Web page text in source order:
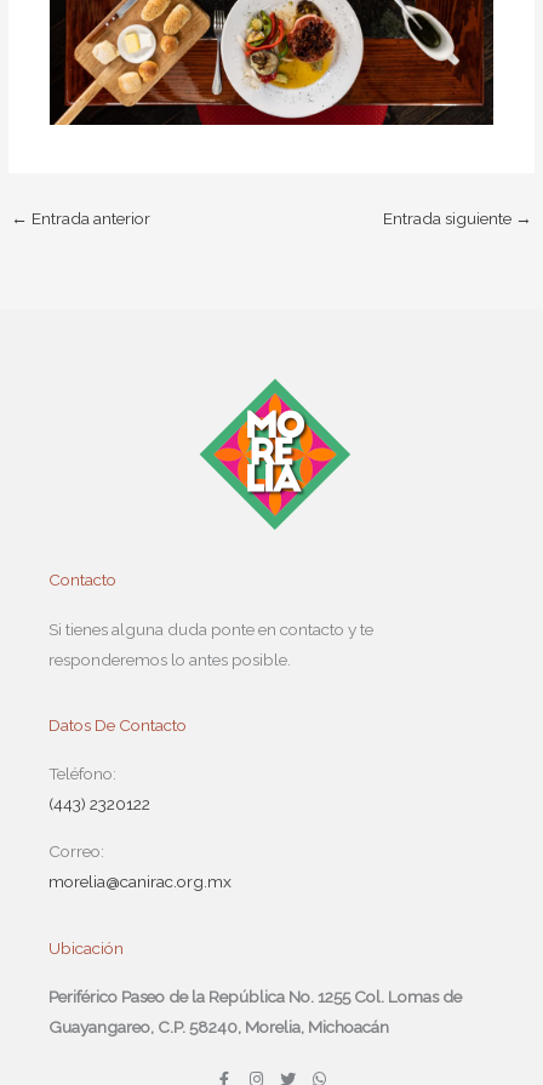
← Entrada anterior Entrada siguiente →
Contacto
Si tienes alguna duda ponte en contacto y te
responderemos lo antes posible.
Datos De Contacto
Teléfono:
(443) 2320122
Correo:
morelia@canirac.org.mx
Ubicación
Periférico Paseo de la República No. 1255 Col. Lomas de
Guayangareo, C.P. 58240, Morelia, Michoacán
F
I
T
W